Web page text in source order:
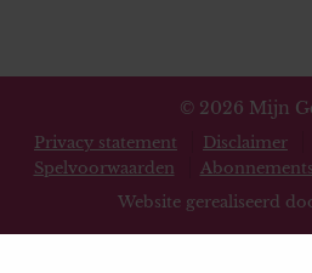
© 2026 Mijn
Privacy statement Disclaimer
Spelvoorwaarden
Website gerealiseerd